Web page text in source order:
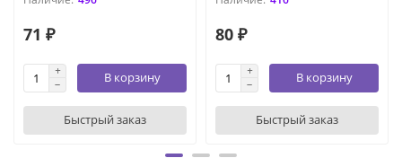
71 ₽
В корзину
Быстрый заказ
80 ₽
В корзину
Быстрый заказ